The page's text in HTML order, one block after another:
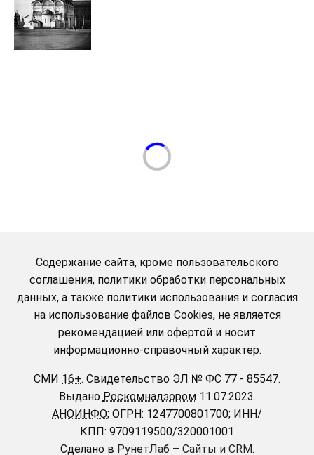
Содержание сайта, кроме пользовательского
соглашения, политики обработки персональных
данных, а также политики использования и согласия
на использование файлов Cookies, не является
рекомендацией или офертой и носит
информационно-справочный характер.
СМИ 16+. Свидетельство ЭЛ № ФС 77 - 85547.
Выдано Роскомнадзором11.07.2023.
АНОИНФО; ОГРН: 1247700801700; ИНН/
КПП: 9709119500/320001001
Сделано в РунетЛаб – Сайты и CRM.